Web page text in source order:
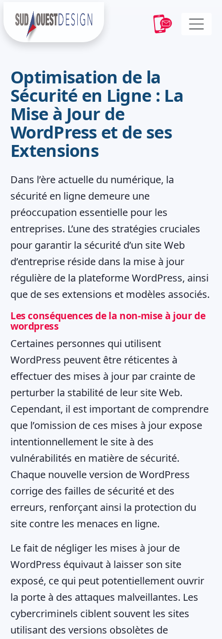
Optimisation de la
Sécurité en Ligne : La
Mise à Jour de
WordPress et de ses
Extensions
Dans l’ère actuelle du numérique, la
sécurité en ligne demeure une
préoccupation essentielle pour les
entreprises. L’une des stratégies cruciales
pour garantir la sécurité d’un site Web
d’entreprise réside dans la mise à jour
régulière de la plateforme WordPress, ainsi
que de ses extensions et modèles associés.
Les conséquences de la non-mise à jour de
wordpress
Certaines personnes qui utilisent
WordPress peuvent être réticentes à
effectuer des mises à jour par crainte de
perturber la stabilité de leur site Web.
Cependant, il est important de comprendre
que l’omission de ces mises à jour expose
intentionnellement le site à des
vulnérabilités en matière de sécurité.
Chaque nouvelle version de WordPress
corrige des failles de sécurité et des
erreurs, renforçant ainsi la protection du
site contre les menaces en ligne.
Le fait de négliger les mises à jour de
WordPress équivaut à laisser son site
exposé, ce qui peut potentiellement ouvrir
la porte à des attaques malveillantes. Les
cybercriminels ciblent souvent les sites
utilisant des versions obsolètes de